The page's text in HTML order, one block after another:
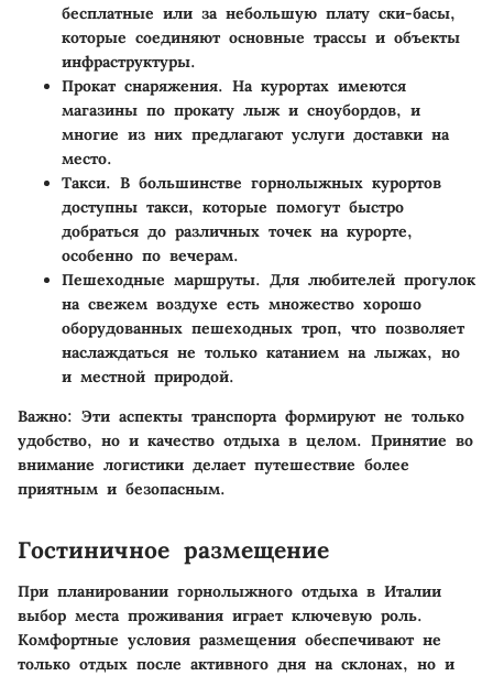
бесплатные или за небольшую плату ски-басы,
которые соединяют основные трассы и объекты
инфраструктуры.
Прокат снаряжения. На курортах имеются
магазины по прокату лыж и сноубордов, и
многие из них предлагают услуги доставки на
место.
Такси. В большинстве горнолыжных курортов
доступны такси, которые помогут быстро
добраться до различных точек на курорте,
особенно по вечерам.
Пешеходные маршруты. Для любителей прогулок
на свежем воздухе есть множество хорошо
оборудованных пешеходных троп, что позволяет
наслаждаться не только катанием на лыжах, но
и местной природой.
Важно: Эти аспекты транспорта формируют не только
удобство, но и качество отдыха в целом. Принятие во
внимание логистики делает путешествие более
приятным и безопасным.
Гостиничное размещение
При планировании горнолыжного отдыха в Италии
выбор места проживания играет ключевую роль.
Комфортные условия размещения обеспечивают не
только отдых после активного дня на склонах, но и